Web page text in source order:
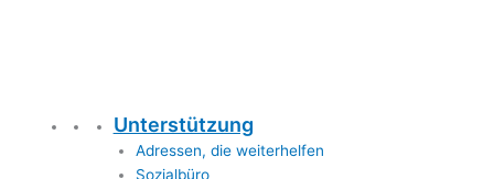
Unterstützung
Adressen, die weiterhelfen
Sozialbüro